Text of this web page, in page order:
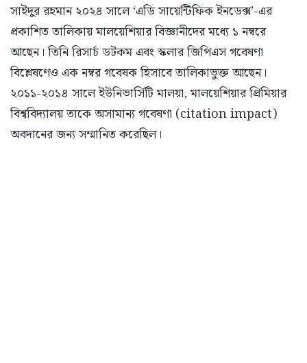
সাইদুর রহমান ২০২৪ সালে ‘এডি সায়েন্টিফিক ইনডেক্স’-এর
প্রকাশিত তালিকায় মালয়েশিয়ার বিজ্ঞানীদের মধ্যে ১ নম্বরে
আছেন। তিনি রিসার্চ ডটকম এবং স্কলার জিপিএস গবেষণা
বিশ্লেষণেও এক নম্বর গবেষক হিসাবে তালিকাভুক্ত আছেন।
২০১১-২০১৪ সালে ইউনিভার্সিটি মালয়া, মালয়েশিয়ার প্রিমিয়ার
বিশ্ববিদ্যালয় তাকে অসামান্য গবেষণা (citation impact)
অবদানের জন্য সম্মানিত করেছিল।